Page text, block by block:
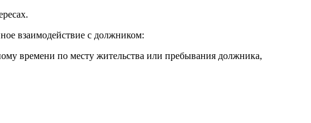
взаимодействие с должником:
времени по месту жительства или пребывания должника,